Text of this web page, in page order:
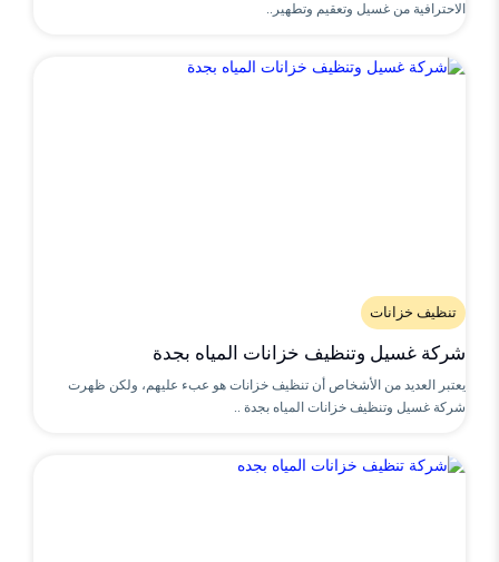
الاحترافية من غسيل وتعقيم وتطهير..
تنظيف خزانات
شركة غسيل وتنظيف خزانات المياه بجدة
يعتبر العديد من الأشخاص أن تنظيف خزانات هو عبء عليهم، ولكن ظهرت
شركة غسيل وتنظيف خزانات المياه بجدة ..